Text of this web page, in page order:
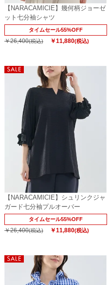
【NARACAMICIE】幾何柄ジョーゼ
ット七分袖シャツ
タイムセール55%OFF
￥26,400(税込) ￥11,880(税込)
【NARACAMICIE】シュリンクジャ
ガード七分袖プルオーバー
タイムセール55%OFF
￥26,400(税込) ￥11,880(税込)